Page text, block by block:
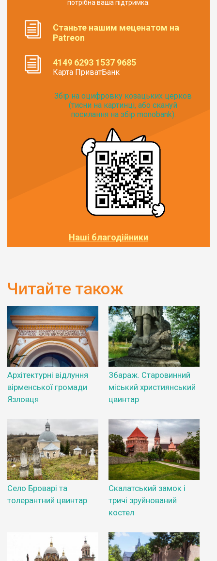
потрібна ваша підтримка.
Станьте нашим меценатом на
Patreon
4149 6293 1537 9685
Карта ПриватБанк
Збір на оцифровку козацьких церков
(тисни на картинці, або скануй
посилання на збір monobank):
Наші благодійники
Читайте також
Архітектурні відлуння
вірменської громади
Язловця
Збараж. Старовинний
міський християнський
цвинтар
Село Броварі та
толерантний цвинтар
Скалатський замок і
тричі зруйнований
костел